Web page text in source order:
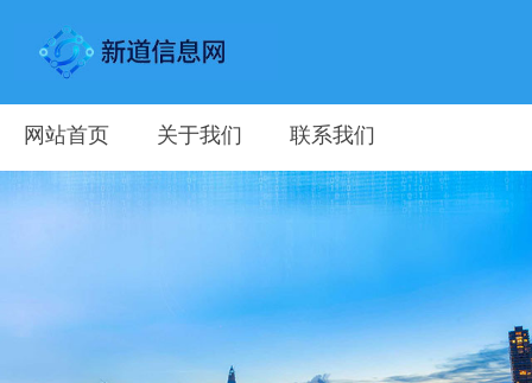
网站首页 关于我们 联系我们